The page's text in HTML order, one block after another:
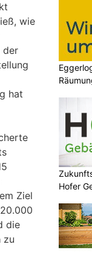
wie
der
hat
Ziel
die
zu
Hofer